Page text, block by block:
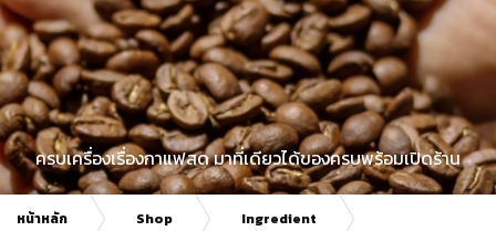
ครบเครื่องเรื่องกาแฟสด มาที่เดียวได้ของครบพร้อมเปิดร้าน
หน้าหลัก Shop Ingredient